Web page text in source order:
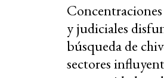
y judiciales
búsqueda de
sectores